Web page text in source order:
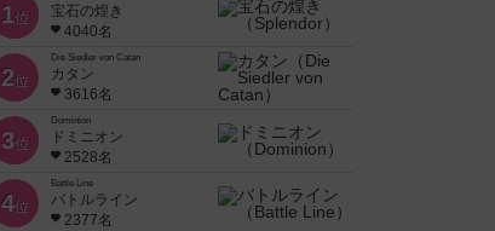
1位
宝石の煌き
4040名
2位
Die Siedler von Catan
カタン
3616名
3位
Dominion
ドミニオン
2528名
4位
Battle Line
バトルライン
2377名